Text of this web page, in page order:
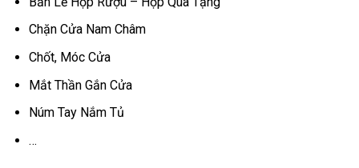
Chặn Cửa Nam Châm
Chốt, Móc Cửa
Mắt Thần Gắn Cửa
Núm Tay Nắm Tủ
…